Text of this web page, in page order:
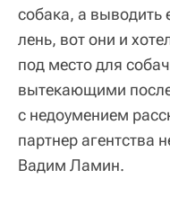
собака, а выводить
лень, вот они и
под место для
вытекающими
с недоумением
партнер агентства
Вадим Ламин.